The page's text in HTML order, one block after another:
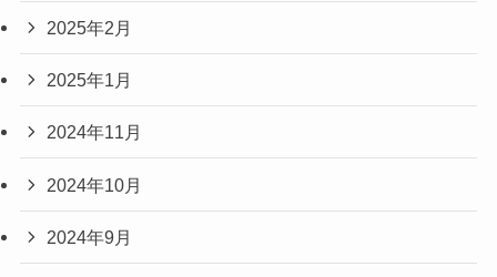
2025年2月
2025年1月
2024年11月
2024年10月
2024年9月